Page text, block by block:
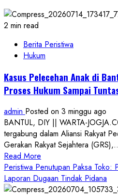
2 min read
Berita Peristiwa
Hukum
Kasus Pelecehan Anak di
Proses Hukum Sampai
admin Posted on 3 minggu ago
BANTUL, DIY || WARTA-
tergabung dalam Aliansi Rakyat
Gerakan Rakyat Sejahtera
Read More
more
about
Kasus
Peristiwa Penutupan Paksa Toko:
Laporan Dugaan Tindak Pidana